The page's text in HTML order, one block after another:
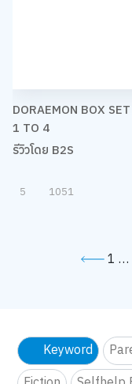
DORAEMON BOX
1 TO 4
รีวิวโดย B2S
5 1051
1 …
Keyword